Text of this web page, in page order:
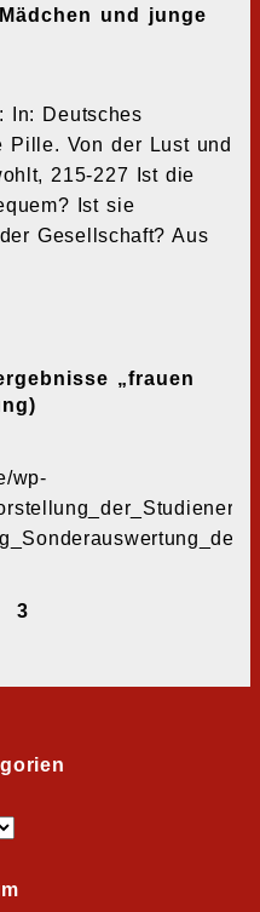
und junge
In: Deutsches
Pille. Von der Lust und
215-227 Ist die
Ist sie
Gesellschaft? Aus
„frauen
wp-
3